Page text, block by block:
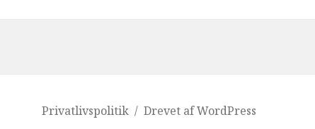
Privatlivspolitik Drevet af WordPress